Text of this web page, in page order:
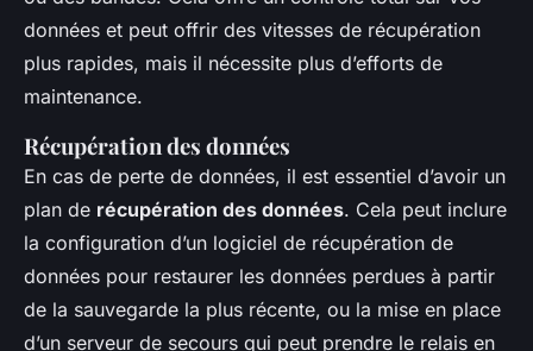
données et peut offrir des vitesses de récupération
plus rapides, mais il nécessite plus d’efforts de
maintenance.
Récupération des données
En cas de perte de données, il est essentiel d’avoir un
plan de récupération des données. Cela peut inclure
la configuration d’un logiciel de récupération de
données pour restaurer les données perdues à partir
de la sauvegarde la plus récente, ou la mise en place
d’un serveur de secours qui peut prendre le relais en